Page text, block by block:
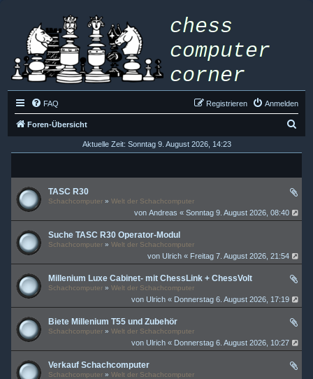
FAQ Anmelden
Registrieren
Foren-Übersicht
Aktuelle Zeit: Sonntag 9. August 2026, 14:23
TASC R30
Schachcomputer » Welt der Schachcomputer
vonAndreas « Sonntag 9. August 2026, 08:40
Suche TASC R30 Operator-Modul
Schachcomputer » Welt der Schachcomputer
vonUlrich « Freitag 7. August 2026, 21:54
Millenium Luxe Cabinet- mit ChessLink + ChessVolt
Schachcomputer » Welt der Schachcomputer
vonUlrich « Donnerstag 6. August 2026, 17:19
Biete Millenium T55 und Zubehör
Schachcomputer » Welt der Schachcomputer
vonUlrich « Donnerstag 6. August 2026, 10:27
Verkauf Schachcomputer
Schachcomputer » Welt der Schachcomputer